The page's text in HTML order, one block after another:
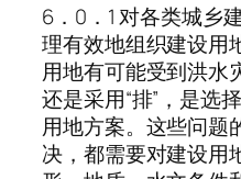
6．0．1 对各类城乡
理有效地组织建设用
用地有可能受到洪水
还是采用“排”，是选
用地方案。这些问题
决，都需要对建设用